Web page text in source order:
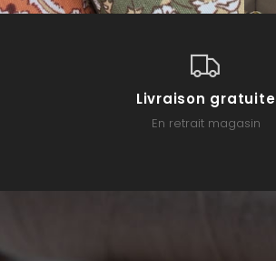
Livraison gratuite
En retrait magasin